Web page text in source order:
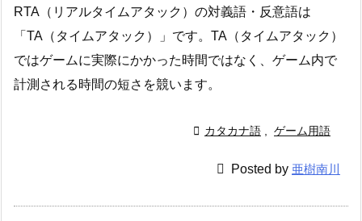
RTA（リアルタイムアタック）の対義語・反意語は
「TA（タイムアタック）」です。TA（タイムアタック）
ではゲームに実際にかかった時間ではなく、ゲーム内で
計測される時間の短さを競います。
 カタカナ語 ゲーム用語
 Posted by 亜樹南川